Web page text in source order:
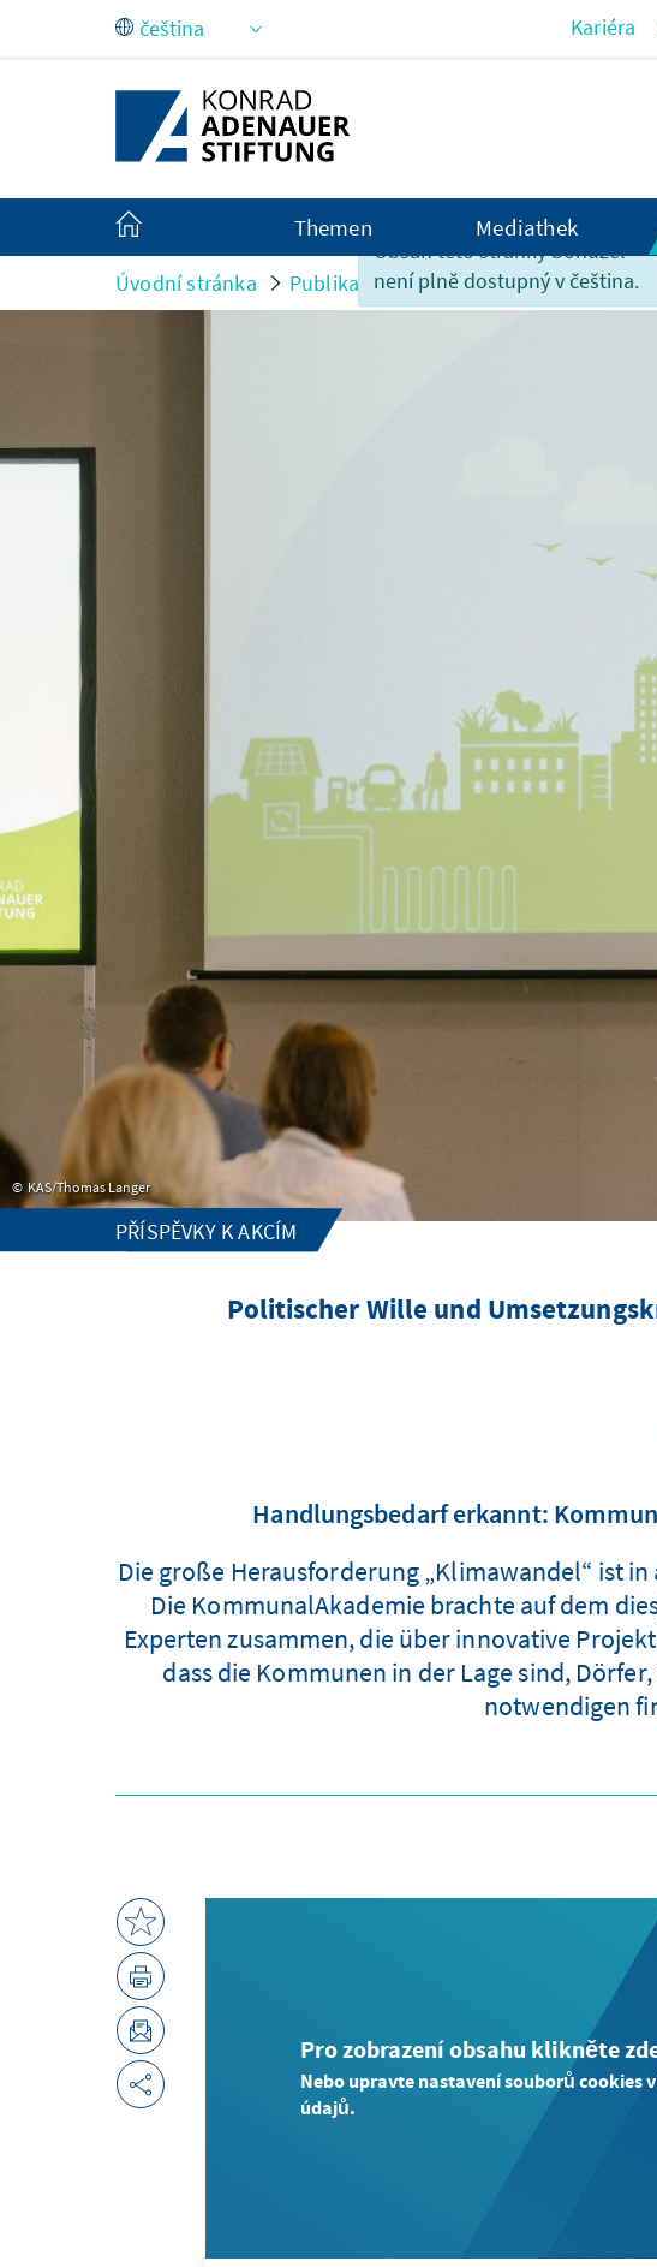
Skip to Main Content
Obsah této stránky bohužel
není plně dostupný v čeština.
Kariéra
Themen Mediathek
Úvodní stránka Publikace Příspěvky k akcím
KAS/Thomas Langer
PŘÍSPĚVKY K AKCÍM
Politischer Wille und
Handlungsbedarf erkannt:
Die große Herausforderung „Klimawandel“ ist
Die KommunalAkademie brachte auf dem
Experten zusammen, die über innovative
dass die Kommunen in der Lage sind,
notwendigen
Pro zobrazení obsahu klikněte
Nebo upravte nastavení souborů cookies
údajů.